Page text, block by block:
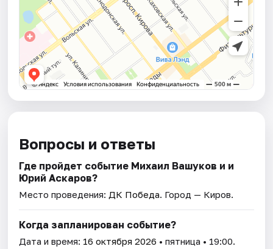
Вопросы и ответы
Где пройдет событие Михаил Вашуков и и
Юрий Аскаров?
Место проведения: ДК Победа. Город — Киров.
Когда запланирован событие?
Дата и время: 16 октября 2026 • пятница • 19:00.